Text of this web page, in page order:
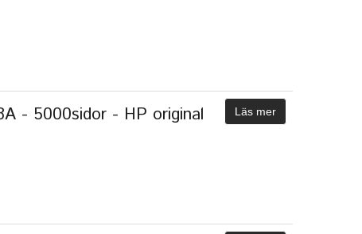
- 5000sidor - HP original Läs mer